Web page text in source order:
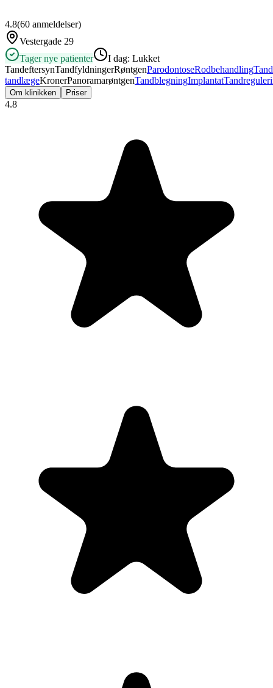
4.8(60 anmeldelser)
Vestergade 29
Tager nye patienter
I dag: Lukket
TandeftersynTandfyldningerRøntgenParodontoseRodbehandling
tandlægeKronerPanoramarøntgenTandblegningImplantat
Om klinikken Priser
4.8